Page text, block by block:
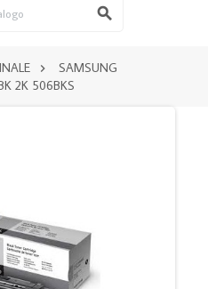

 SAMSUNG
2K 506BKS